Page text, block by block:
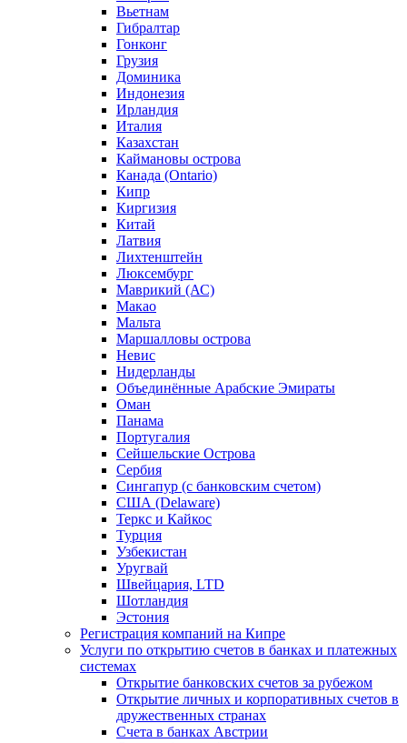
Вьетнам
Гибралтар
Гонконг
Грузия
Доминика
Индонезия
Ирландия
Италия
Казахстан
Каймановы острова
Канада (Ontario)
Кипр
Киргизия
Китай
Латвия
Лихтенштейн
Люксембург
Маврикий (АС)
Макао
Мальта
Маршалловы острова
Нeвис
Нидерланды
Объединённые Арабские Эмираты
Оман
Панама
Португалия
Сейшельские Острова
Сербия
Сингапур (c банковским счетом)
США (Delaware)
Теркс и Кайкос
Турция
Узбекистан
Уругвай
Швейцария, LTD
Шотландия
Эстония
Регистрация компаний на Кипре
Услуги по открытию счетов в банках и платежных
системах
Открытие банковских счетов за рубежом
Открытие личных и корпоративных счетов в
дружественных странах
Счета в банках Австрии